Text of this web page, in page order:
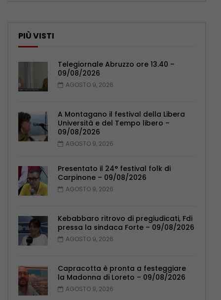
PIÙ VISTI
Telegiornale Abruzzo ore 13.40 –
09/08/2026
AGOSTO 9, 2026
A Montagano il festival della Libera
Università e del Tempo libero –
09/08/2026
AGOSTO 9, 2026
Presentato il 24° festival folk di
Carpinone – 09/08/2026
AGOSTO 9, 2026
Kebabbaro ritrovo di pregiudicati, Fdi
pressa la sindaca Forte – 09/08/2026
AGOSTO 9, 2026
Capracotta è pronta a festeggiare
la Madonna di Loreto – 09/08/2026
AGOSTO 9, 2026